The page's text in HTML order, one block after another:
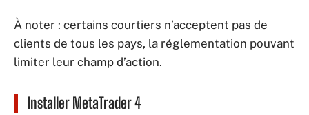
À noter : certains courtiers n’acceptent pas de
clients de tous les pays, la réglementation pouvant
limiter leur champ d’action.
Installer MetaTrader 4